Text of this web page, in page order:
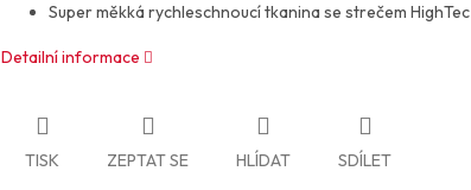
Super měkká rychleschnoucí tkanina se strečem HighTec
Detailní informace
TISK ZEPTAT SE HLÍDAT SDÍLET